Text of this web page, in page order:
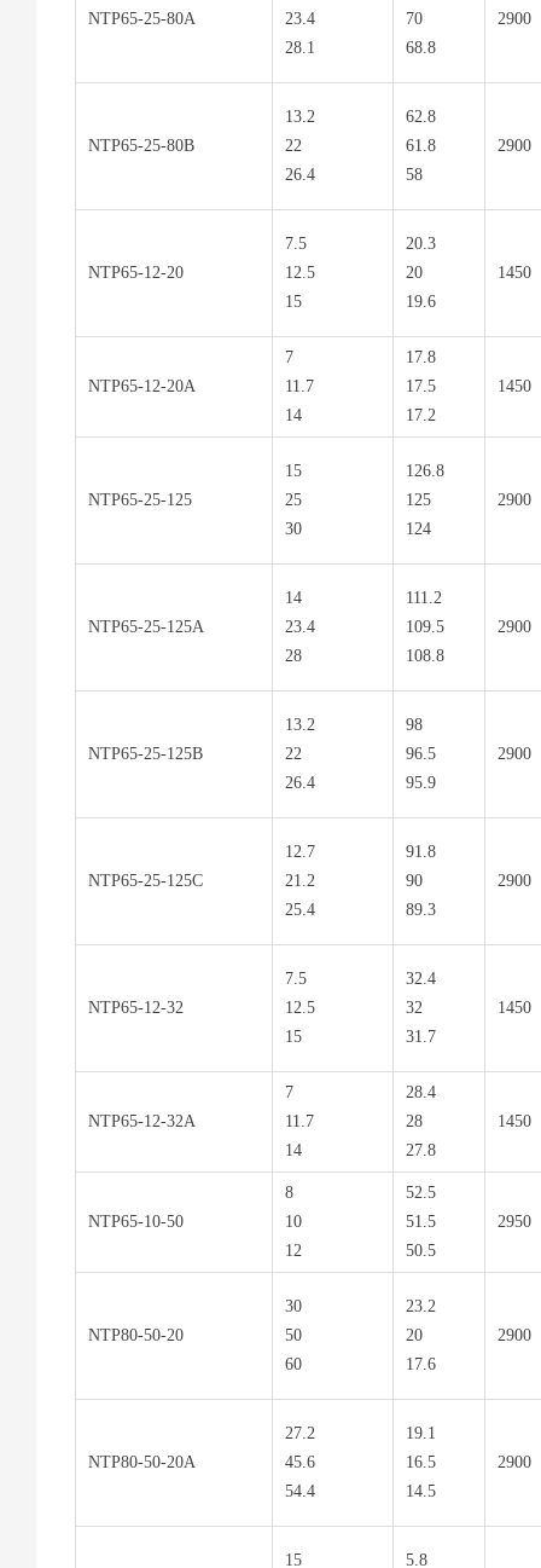
NTP65-25-80A
23.4
28.1
70
68.8
2900
NTP65-25-80B
13.2
22
26.4
62.8
61.8
58
2900
NTP65-12-20
7.5
12.5
15
20.3
20
19.6
1450
NTP65-12-20A
7
11.7
14
17.8
17.5
17.2
1450
NTP65-25-125
15
25
30
126.8
125
124
2900
NTP65-25-125A
14
23.4
28
111.2
109.5
108.8
2900
NTP65-25-125B
13.2
22
26.4
98
96.5
95.9
2900
NTP65-25-125C
12.7
21.2
25.4
91.8
90
89.3
2900
NTP65-12-32
7.5
12.5
15
32.4
32
31.7
1450
NTP65-12-32A
7
11.7
14
28.4
28
27.8
1450
NTP65-10-50
8
10
12
52.5
51.5
50.5
2950
NTP80-50-20
30
50
60
23.2
20
17.6
2900
NTP80-50-20A
27.2
45.6
54.4
19.1
16.5
14.5
2900
15
5.8